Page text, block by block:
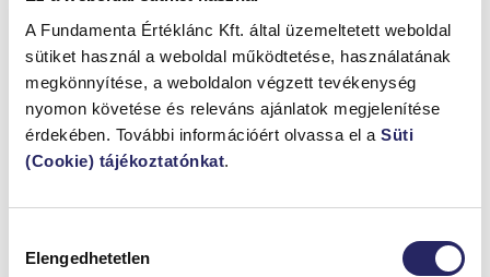
A Fundamenta Értéklánc Kft. által üzemeltetett weboldal
sütiket használ a weboldal működtetése, használatának
megkönnyítése, a weboldalon végzett tevékenység
nyomon követése és releváns ajánlatok megjelenítése
érdekében. További információért olvassa el a Süti
(Cookie) tájékoztatónkat.
kiválasztása
Elengedhetetlen
A legmodernebb eszközök sem érnek sokat, ha nem alakítunk
kitudatos szokásokat. A csap elzárása fogmosás vagy
borotválkozás közben, a mosogatógép és a mosógép helyes
használata, illetve a locsolás helyes időzítése mind
hozzájárulhat a megtakarításhoz. Ha a család minden tagja
odafigyel ezekre, az hamar kézzelfogható eredményt hoz.